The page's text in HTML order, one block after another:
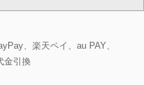
、楽天ペイ、au PAY、
金引換